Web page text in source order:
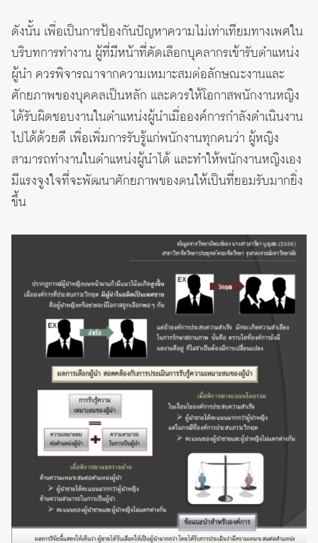
ดังนั้น เพื่อเป็นการป้องกันปัญหาความไม่เท่าเทียมทางเพศใน
บริบทการทำงาน ผู้ที่มีหน้าที่คัดเลือกบุคลากรเข้ารับตำแหน่ง
ผู้นำ ควรพิจารณาจากความเหมาะสมต่อลักษณะงานและ
ศักยภาพของบุคคลเป็นหลัก และควรให้โอกาสพนักงานหญิง
ได้รับผิดชอบงานในตำแหน่งผู้นำเมื่อองค์การกำลังดำเนินงาน
ไปได้ด้วยดี เพื่อเพิ่มการรับรู้แก่พนักงานทุกคนว่า ผู้หญิง
สามารถทำงานในตำแหน่งผู้นำได้ และทำให้พนักงานหญิงเอง
มีแรงจูงใจที่จะพัฒนาศักยภาพของตนให้เป็นที่ยอมรับมากยิ่ง
ขึ้น